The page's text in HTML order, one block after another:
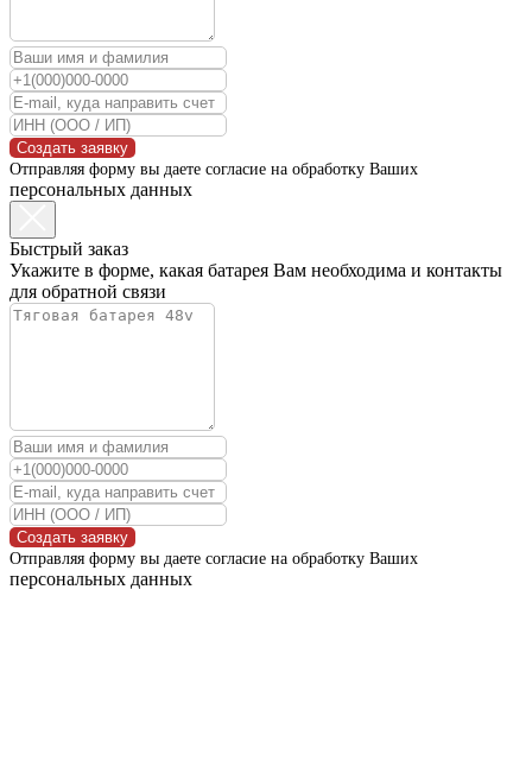
Создать заявку
Отправляя форму вы даете согласие на обработку Ваших
персональных данных
Быстрый заказ
Укажите в форме, какая батарея Вам необходима и контакты
для обратной связи
Создать заявку
Отправляя форму вы даете согласие на обработку Ваших
персональных данных